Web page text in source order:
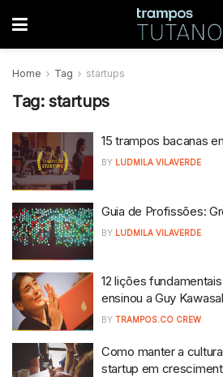
Home Tag startups
Tag: startups
15 trampos bacanas
BY LUDMILA VILAVERDE
Guia de Profissões:
BY LUDMILA VILAVERDE
12 lições
ensinou a Guy
BY TRAMPOS.CO CREW
Como manter a
startup em